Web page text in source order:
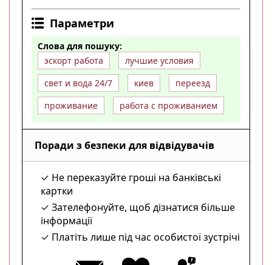
Параметри
Слова для пошуку:
эскорт работа
лучшие условия
свет и вода 24/7
киев
переезд
проживание
работа с проживанием
Поради з безпеки для відвідувачів
Не переказуйте гроші на банківські
картки
Зателефонуйте, щоб дізнатися більше
інформації
Платіть лише під час особистої зустрічі